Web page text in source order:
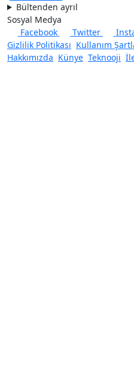
Bültenden ayrıl
Sosyal Medya
Facebook
Twitter
Gizlilik Politikası Kullanım
Hakkımızda Künye Teknooji